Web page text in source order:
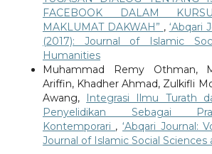
FACEBOOK DALAM
MAKLUMAT DAKWAH” , ‘Abqari
(2017): Journal of Islamic
Humanities
Muhammad Remy Othman,
Ariffin, Khadher Ahmad, Zulkifli
Awang,
Integrasi Ilmu Turath
Penyelidikan Sebagai
Kontemporari , ‘Abqari Journal:
Journal of Islamic Social